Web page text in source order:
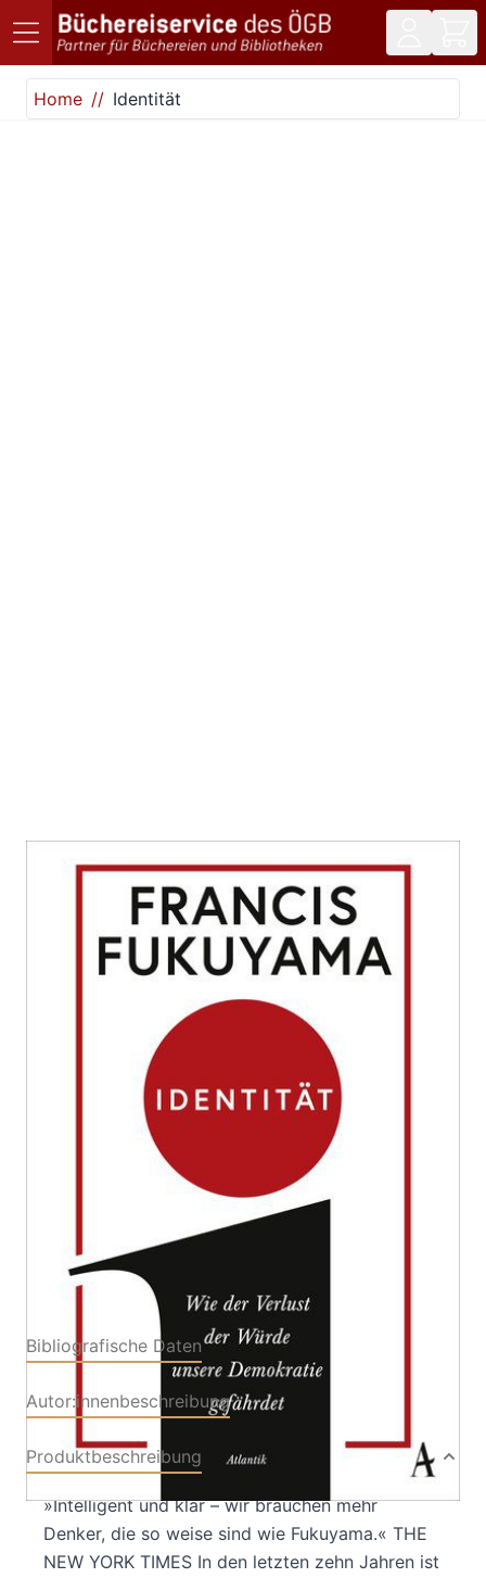
Direkt zum Inhalt
Home
Identität
Zur Wunschliste hinzufügen
Wie der Verlust der Würde unsere Demokratie
Francis Fukuyama
04.02.2020
240 Seiten
Klappenbroschur
Bibliografische Daten
Autor:innenbeschreibung
Produktbeschreibung
»Intelligent und klar – wir brauchen mehr
Denker, die so weise sind wie Fukuyama.« THE
NEW YORK TIMES In den letzten zehn Jahren ist